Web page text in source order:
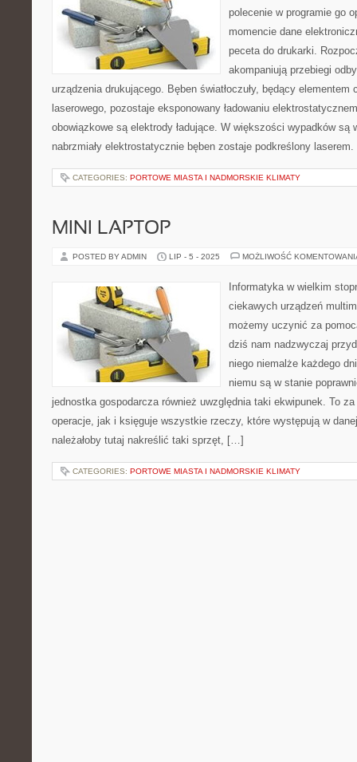
polecenie w programie go
momencie dane
peceta do drukarki.
akompaniują przebiegi
urządzenia drukującego. Bęben światłoczuły, będący elementem
laserowego, pozostaje eksponowany ładowaniu
obowiązkowe są elektrody ładujące. W większości wypadków są
nabrzmiały elektrostatycznie bęben zostaje podkreślony
CATEGORIES: PORTOWE MIASTA I NADMORSKIE KLIMATY
MINI LAPTOP
POSTED BY ADMIN LIP - 5 - 2025 MOŻLIWOŚĆ
Informatyka w wielkim
ciekawych urządzeń
możemy uczynić za
dziś nam nadzwyczaj
niego niemalże każdego
niemu są w stanie
jednostka gospodarcza również uwzględnia taki ekwipunek. To
operacje, jak i księguje wszystkie rzeczy, które występują w
należałoby tutaj nakreślić taki sprzęt, […]
CATEGORIES: PORTOWE MIASTA I NADMORSKIE KLIMATY